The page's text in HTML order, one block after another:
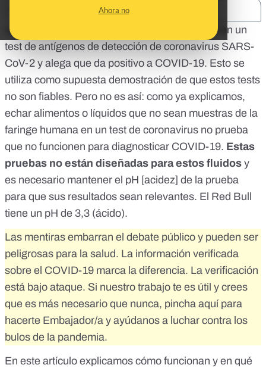
Ahora no
Una persona con una bata azul echa Red Bull en un
test de antígenos de detección de coronavirus SARS-
CoV-2 y alega que da positivo a COVID-19. Esto se
utiliza como supuesta demostración de que estos tests
no son fiables. Pero no es así: como ya explicamos,
echar alimentos o líquidos que no sean muestras de la
faringe humana en un test de coronavirus no prueba
que no funcionen para diagnosticar COVID-19. Estas
pruebas no están diseñadas para estos fluidos y
es necesario mantener el pH [acidez] de la prueba
para que sus resultados sean relevantes. El Red Bull
tiene un pH de 3,3 (ácido).
Las mentiras embarran el debate público y pueden ser
peligrosas para la salud. La información verificada
sobre el COVID-19 marca la diferencia. La verificación
está bajo ataque. Si nuestro trabajo te es útil y crees
que es más necesario que nunca, pincha aquí para
hacerte Embajador/a y ayúdanos a luchar contra los
bulos de la pandemia.
En este artículo explicamos cómo funcionan y en qué